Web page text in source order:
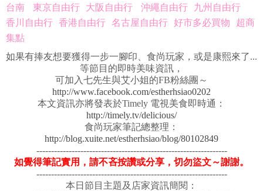
台南
東京自由行 大阪自由行 沖繩自由行 九州自由行
香川自由行 香港自由行 名古屋自由行 好市多必買物 超商
集點
如果有捧友想要獲得一步一腳印、食尚玩家，或是康熙來了...
等節目的即時美味資訊，
可加入七先生與艾小姐的FB粉絲團～
http://www.facebook.com/estherhsiao0202
本文資訊亦將發表於Timely 電視美食即時通：
http://timely.tv/delicious/
食尚玩家筆記總整理：
http://blog.xuite.net/estherhsiao/blog/80102849
-----------------------------------------------------------------
如覺得筆記實用，請不吝按讚或分享，切勿盜文～謝謝。
-----------------------------------------------------------------
本日節目主題及店家資訊簡閱：